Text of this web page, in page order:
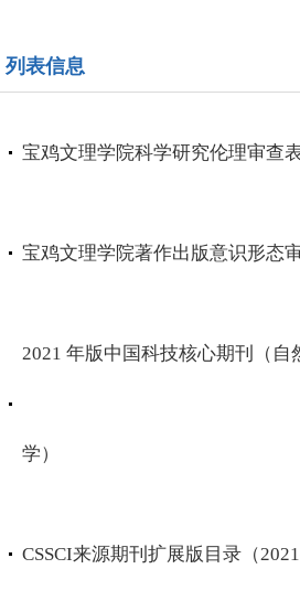
列表信息
宝鸡文理学院科学研究伦理审查
宝鸡文理学院著作出版意识形态
2021 年版中国科技核心期刊（自
学）
CSSCI来源期刊扩展版目录（